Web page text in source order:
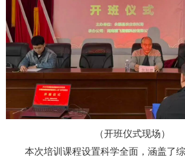
（开班仪式现场）
本次培训课程设置科学全面，涵盖了